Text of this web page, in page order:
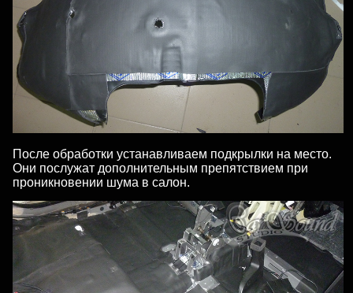
После обработки устанавливаем подкрылки на место.
Они послужат дополнительным препятствием при
проникновении шума в салон.